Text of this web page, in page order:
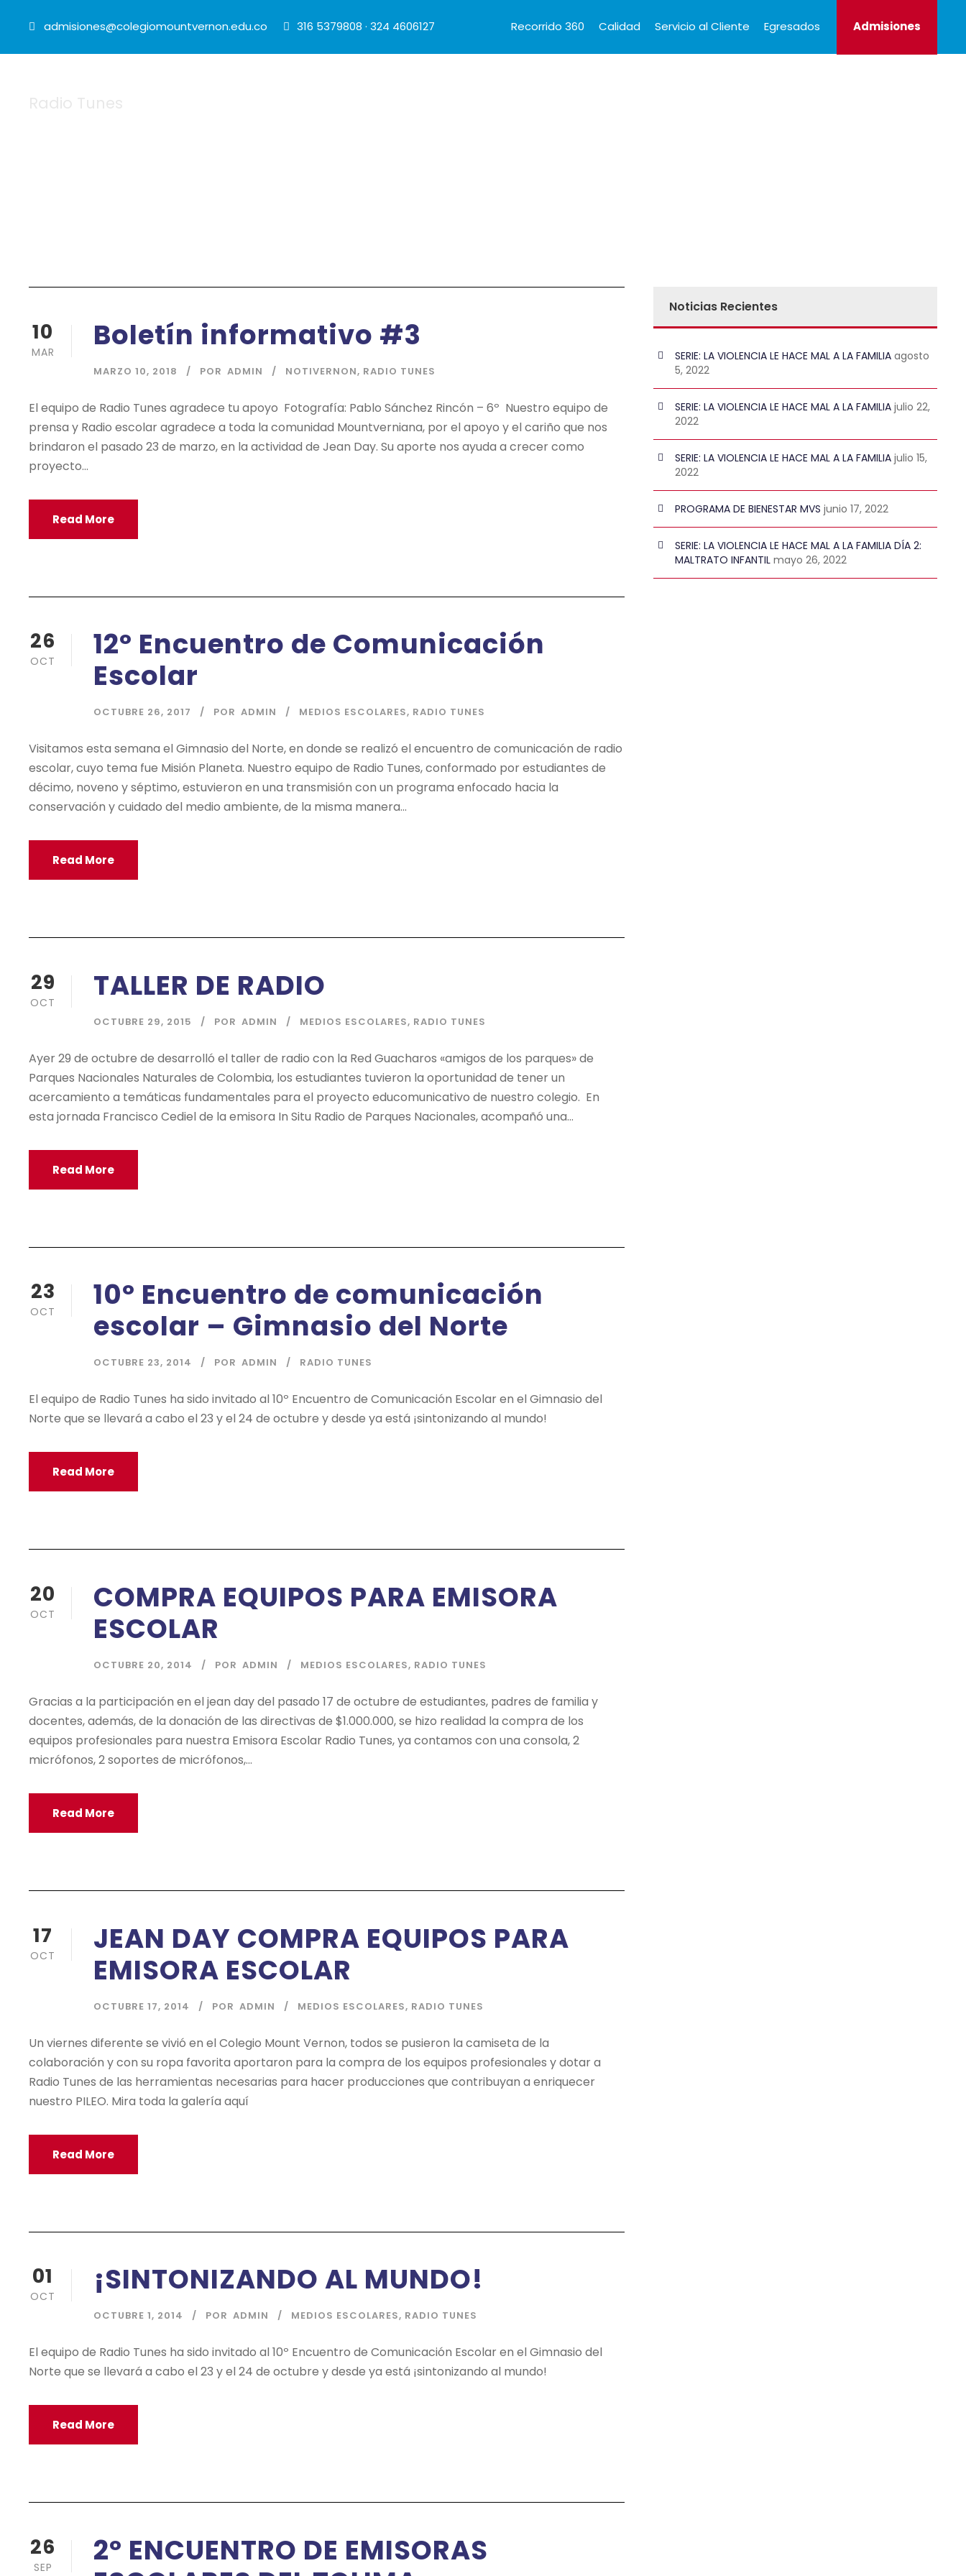
admisiones@colegiomountvernon.edu.co 316 5379808 · 324 4606127 Recorrido 360 Calidad Servicio al Cliente Egresados Admisiones
10
MAR Boletín informativo #3
MARZO 10, 2018 POR ADMIN NOTIVERNON, RADIO TUNES
El equipo de Radio Tunes agradece tu apoyo Fotografía: Pablo Sánchez Rincón – 6º Nuestro equipo de
prensa y Radio escolar agradece a toda la comunidad Mountverniana, por el apoyo y el cariño que nos
brindaron el pasado 23 de marzo, en la actividad de Jean Day. Su aporte nos ayuda a crecer como
proyecto...
Read More
26
OCT
12º Encuentro de Comunicación
Escolar
OCTUBRE 26, 2017 POR ADMIN MEDIOS ESCOLARES, RADIO TUNES
Visitamos esta semana el Gimnasio del Norte, en donde se realizó el encuentro de comunicación de radio
escolar, cuyo tema fue Misión Planeta. Nuestro equipo de Radio Tunes, conformado por estudiantes de
décimo, noveno y séptimo, estuvieron en una transmisión con un programa enfocado hacia la
conservación y cuidado del medio ambiente, de la misma manera...
Read More
29
OCT TALLER DE RADIO
OCTUBRE 29, 2015 POR ADMIN MEDIOS ESCOLARES, RADIO TUNES
Ayer 29 de octubre de desarrolló el taller de radio con la Red Guacharos «amigos de los parques» de
Parques Nacionales Naturales de Colombia, los estudiantes tuvieron la oportunidad de tener un
acercamiento a temáticas fundamentales para el proyecto educomunicativo de nuestro colegio. En
esta jornada Francisco Cediel de la emisora In Situ Radio de Parques Nacionales, acompañó una...
Read More
23
OCT
10º Encuentro de comunicación
escolar – Gimnasio del Norte
OCTUBRE 23, 2014 POR ADMIN RADIO TUNES
El equipo de Radio Tunes ha sido invitado al 10º Encuentro de Comunicación Escolar en el Gimnasio del
Norte que se llevará a cabo el 23 y el 24 de octubre y desde ya está ¡sintonizando al mundo!
Read More
20
OCT
COMPRA EQUIPOS PARA EMISORA
ESCOLAR
OCTUBRE 20, 2014 POR ADMIN MEDIOS ESCOLARES, RADIO TUNES
Gracias a la participación en el jean day del pasado 17 de octubre de estudiantes, padres de familia y
docentes, además, de la donación de las directivas de $1.000.000, se hizo realidad la compra de los
equipos profesionales para nuestra Emisora Escolar Radio Tunes, ya contamos con una consola, 2
micrófonos, 2 soportes de micrófonos,...
Read More
17
OCT
JEAN DAY COMPRA EQUIPOS PARA
EMISORA ESCOLAR
OCTUBRE 17, 2014 POR ADMIN MEDIOS ESCOLARES, RADIO TUNES
Un viernes diferente se vivió en el Colegio Mount Vernon, todos se pusieron la camiseta de la
colaboración y con su ropa favorita aportaron para la compra de los equipos profesionales y dotar a
Radio Tunes de las herramientas necesarias para hacer producciones que contribuyan a enriquecer
nuestro PILEO. Mira toda la galería aquí
Read More
01
OCT ¡SINTONIZANDO AL MUNDO!
OCTUBRE 1, 2014 POR ADMIN MEDIOS ESCOLARES, RADIO TUNES
El equipo de Radio Tunes ha sido invitado al 10º Encuentro de Comunicación Escolar en el Gimnasio del
Norte que se llevará a cabo el 23 y el 24 de octubre y desde ya está ¡sintonizando al mundo!
Read More
26
SEP
2º ENCUENTRO DE EMISORAS
Noticias Recientes
SERIE: LA VIOLENCIA LE HACE MAL A LA FAMILIA agosto
5, 2022
SERIE: LA VIOLENCIA LE HACE MAL A LA FAMILIA julio 22,
2022
SERIE: LA VIOLENCIA LE HACE MAL A LA FAMILIA julio 15,
2022
PROGRAMA DE BIENESTAR MVS junio 17, 2022
SERIE: LA VIOLENCIA LE HACE MAL A LA FAMILIA DÍA 2:
MALTRATO INFANTIL mayo 26, 2022